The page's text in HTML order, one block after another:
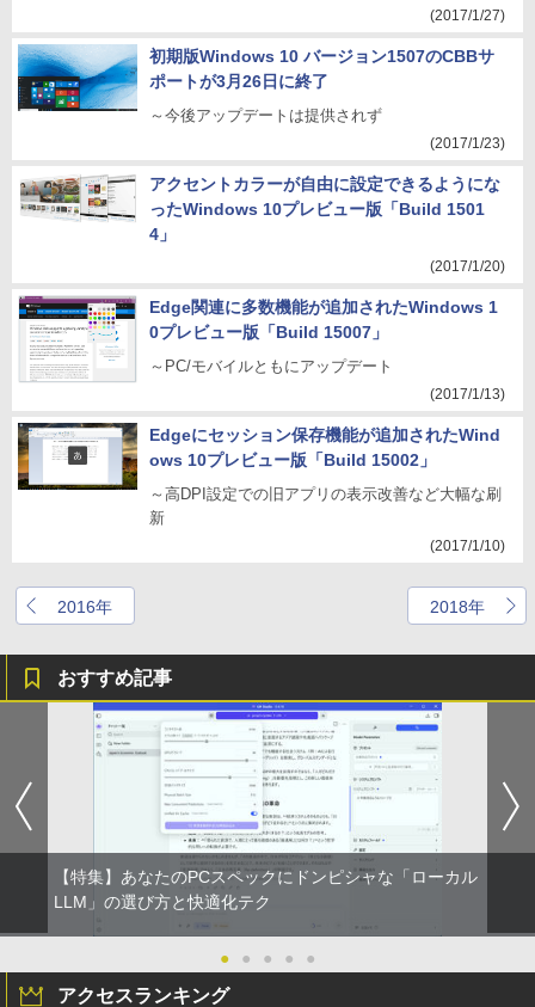
(2017/1/27)
初期版Windows 10 バージョン1507のCBBサ
ポートが3月26日に終了
～今後アップデートは提供されず
(2017/1/23)
アクセントカラーが自由に設定できるようにな
ったWindows 10プレビュー版「Build 1501
4」
(2017/1/20)
Edge関連に多数機能が追加されたWindows 1
0プレビュー版「Build 15007」
～PC/モバイルともにアップデート
(2017/1/13)
Edgeにセッション保存機能が追加されたWind
ows 10プレビュー版「Build 15002」
～高DPI設定での旧アプリの表示改善など大幅な刷
新
(2017/1/10)
2016年 2018年
おすすめ記事
【特集】あなたのPCスペックにドンピシャな「ローカル
LLM」の選び方と快適化テク
● ● ● ● ●
アクセスランキング